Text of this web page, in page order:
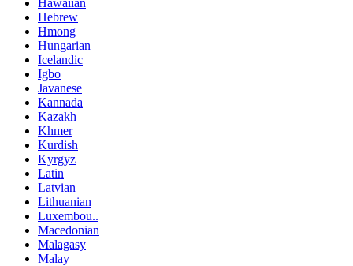
Hawaiian
Hebrew
Hmong
Hungarian
Icelandic
Igbo
Javanese
Kannada
Kazakh
Khmer
Kurdish
Kyrgyz
Latin
Latvian
Lithuanian
Luxembou..
Macedonian
Malagasy
Malay